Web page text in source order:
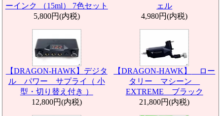
ーインク （15ml） 7色セット
5,800円(内税)
ェル
4,980円(内税)
【DRAGON-HAWK】 デジタ
ル パワー サプライ（ 小
型・切り替え付き ）
12,800円(内税)
【DRAGON-HAWK】
ロー
タリー マシーン
EXTREME ブラック
21,800円(内税)